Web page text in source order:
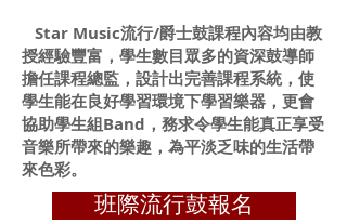
​ Star Music流行/爵士鼓課程內容均由教
授經驗豐富，學生數目眾多的資深鼓導師
擔任課程總監，設計出完善課程系統，使
學生能在良好學習環境下學習樂器，更會
協助學生組Band，務求令學生能真正享受
音樂所帶來的樂趣，為平淡乏味的生活帶
來色彩。
班際流行鼓報名